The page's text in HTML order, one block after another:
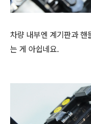
차량 내부엔 계기판과 핸
는 게 아쉽네요.